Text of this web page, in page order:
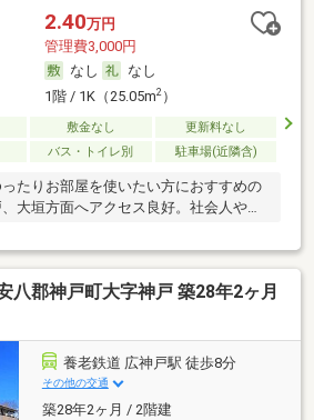
2.40万円
管理費3,000円
なし
なし
1階 / 1K（25.05m2）
敷金なし
更新料なし
バス・トイレ別 駐車場(近隣含)
たりお部屋を使いたい方におすすめの
大垣方面へアクセス良好。社会人や大
八郡神戸町大字神戸 築28年2ヶ月
養老鉄道 広神戸駅 徒歩8分
その他の交通
築28年2ヶ月 / 2階建